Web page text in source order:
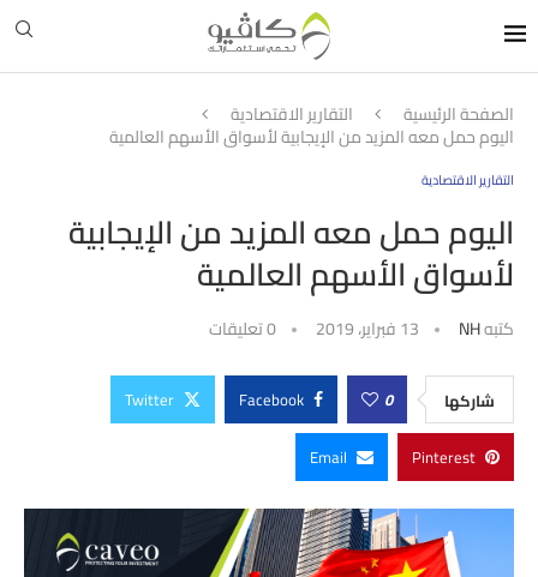
الصفحة الرئيسية التقارير الاقتصادية
اليوم حمل معه المزيد من الإيجابية لأسواق الأسهم العالمية
التقارير الاقتصادية
اليوم حمل معه المزيد من الإيجابية
لأسواق الأسهم العالمية
كتبهNH 13 فبراير، 2019 0 تعليقات
شاركها 0
Facebook
Twitter
Pinterest
Email